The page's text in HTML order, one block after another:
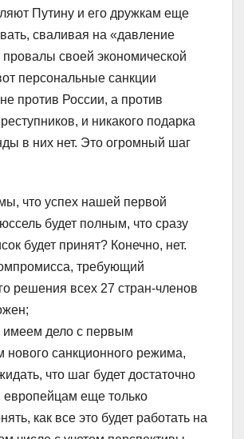
Путину и его дружкам еще
сваливая на «давление
своей экономической
персональные санкции
против России, а против
и никакого подарка
в них нет. Это огромный шаг
что успех нашей первой
будет полным, что сразу
будет принят? Конечно, нет.
требующий
решения всех 27 стран-членов
имеем дело с первым
нового санкционного режима,
что шаг будет достаточно
еще только
как все это будет работать на